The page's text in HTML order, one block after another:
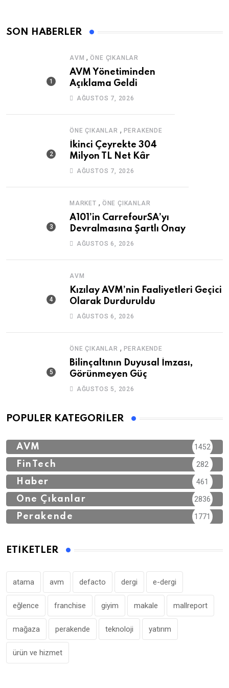
SON HABERLER
AVM ,ÖNE ÇIKANLAR
AVM Yönetiminden
Açıklama Geldi
AĞUSTOS 7, 2026
ÖNE ÇIKANLAR , PERAKENDE
İkinci Çeyrekte 304
Milyon TL Net Kâr
AĞUSTOS 7, 2026
MARKET , ÖNE ÇIKANLAR
A101’in CarrefourSA’yı
Devralmasına Şartlı Onay
AĞUSTOS 6, 2026
AVM
Kızılay AVM’nin Faaliyetleri Geçici
Olarak Durduruldu
AĞUSTOS 6, 2026
ÖNE ÇIKANLAR , PERAKENDE
Bilinçaltının Duyusal İmzası,
Görünmeyen Güç
AĞUSTOS 5, 2026
POPÜLER KATEGORILER
AVM 1452
FinTech 282
Haber 461
Öne Çıkanlar 2836
Perakende 1771
ETIKETLER
atama avm defacto dergi e-dergi
eğlence franchise giyim makale mallreport
mağaza perakende teknoloji yatırım
ürün ve hizmet